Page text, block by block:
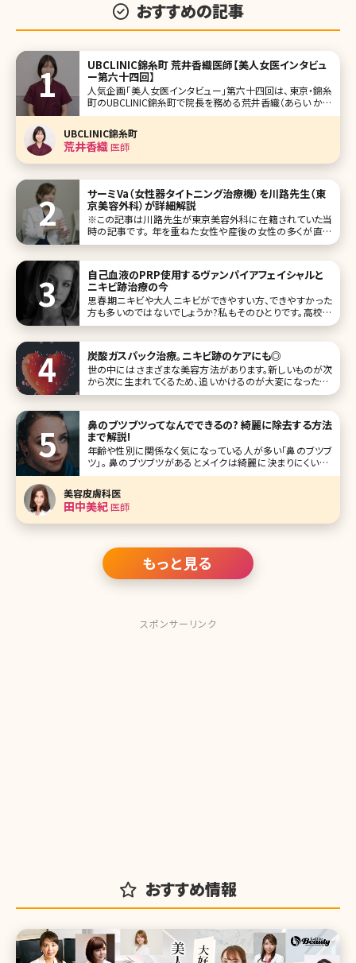
おすすめの記事
UBCLINIC錦糸町 荒井香織医師【美人女医インタビュ
ー第六十四回】
人気企画「美人女医インタビュー」第六十四回は、東京・錦糸
町のUBCLINIC錦糸町で院長を務める荒井香織（あらい かお
り）先生です。 レアな、歯科医師と医師のダブルライセンス保
持者。それだけでも努力家であり、探求家であると知れます
が、不安を持って来院する患者さんに笑顔で丁寧なカウンセ
リングをし
UBCLINIC錦糸町
荒井香織医師
サーミVa（女性器タイトニング治療機）を川路先生（東
京美容外科）が詳細解説
※この記事は川路先生が東京美容外科に在籍されていた当
時の記事です。 年を重ねた女性や産後の女性の多くが直面
する女性器の悩みは、切実ですが、なかなか相談することが
美容外科・美容皮膚科での治療
自己血液のPRP使用するヴァンパイアフェイシャルと
ニキビ跡治療の今
思春期ニキビや大人ニキビができやすい方、できやすかった
方も多いのではないでしょうか?私もそのひとりです。高校生
の頃から20歳頃まで本当にニキビで憂鬱でした。その、思春
肌の奥の真皮層まで
炭酸ガスパック治療。ニキビ跡のケアにも◎
世の中にはさまざまな美容方法があります。新しいものが次
から次に生まれてくるため、追いかけるのが大変になったり、
どんなものが本当に効果があるのかわからなくなってきたり
上げます。その効果はニキビ跡を始め、美肌やアンチエイジ
ングのためのさまざま
鼻のブツブツってなんでできるの? 綺麗に除去する方法
まで解説!
年齢や性別に関係なく気になっている人が多い「鼻のブツブ
ツ」。 鼻のブツブツがあるとメイクは綺麗に決まりにくいし、
なんだか清潔感に欠ける印象に。そして鼻は顔の中心部分
なので他人から目につきやすく、接近戦では特に目立ってし
まいます。 そんなみんなのお悩みである鼻のブツブツを綺麗
にするための正
美容皮膚科医
田中美紀医師
もっと見る
スポンサーリンク
おすすめ情報